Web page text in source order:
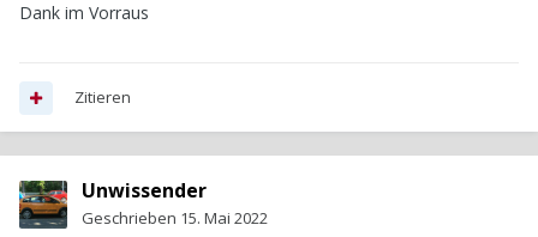
Dank im Vorraus
Zitieren
Unwissender
Geschrieben 15. Mai 2022